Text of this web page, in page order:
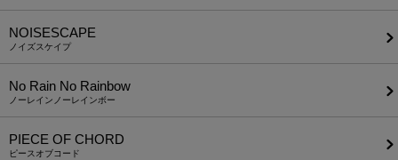
NOISESCAPE
ノイズスケイプ
No Rain No Rainbow
ノーレインノーレインボー
PIECE OF CHORD
ピースオブコード